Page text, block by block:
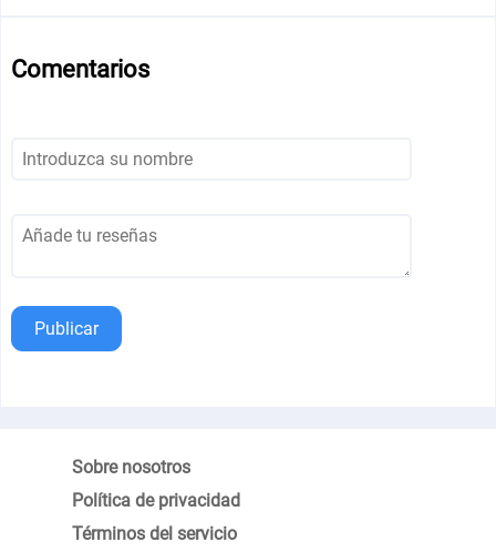
Comentarios
Publicar
Sobre nosotros
Política de privacidad
Términos del servicio